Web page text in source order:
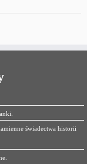
świadectwa historii